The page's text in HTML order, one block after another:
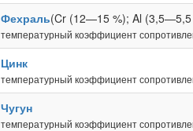
Фехраль(Cr (12—15 %); Al (3,5—5,5
температурный коэффициент
Цинк
температурный коэффициент
Чугун
температурный коэффициент